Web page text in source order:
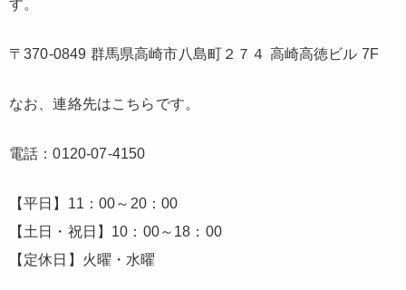
す。
〒370-0849 群馬県高崎市八島町２７４ 高崎高徳ビル 7F
なお、連絡先はこちらです。
電話：0120-07-4150
【平日】11：00～20：00
【土日・祝日】10：00～18：00
【定休日】火曜・水曜